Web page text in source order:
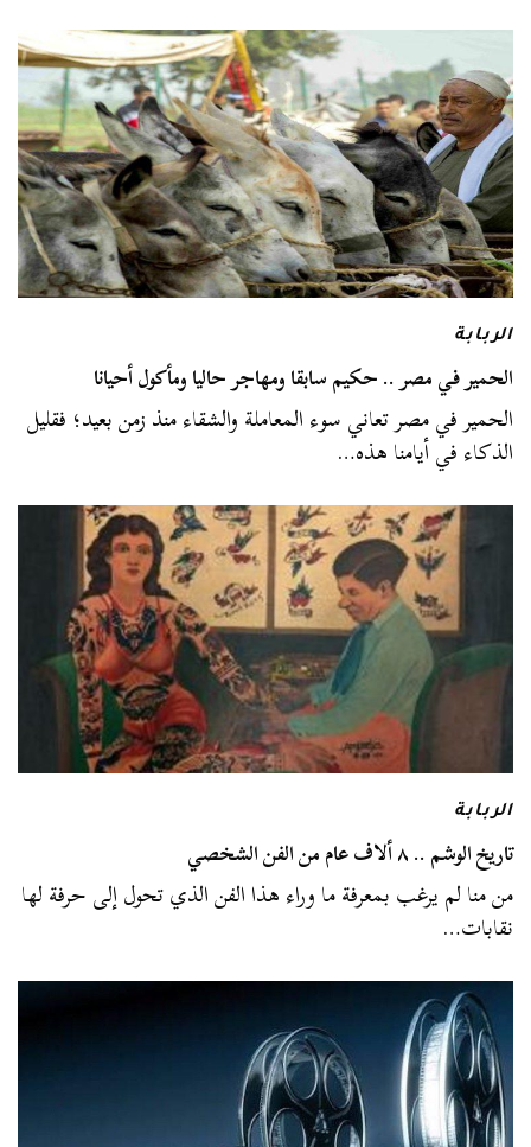
الربابة
الحمير في مصر .. حكيم سابقا ومهاجر حاليا ومأكول أحيانا
الحمير في مصر تعاني سوء المعاملة والشقاء منذ زمن بعيد؛ فقليل
الذكاء في أيامنا هذه…
الربابة
تاريخ الوشم .. ٨ ألاف عام من الفن الشخصي
من منا لم يرغب بمعرفة ما وراء هذا الفن الذي تحول إلى حرفة لها
نقابات…